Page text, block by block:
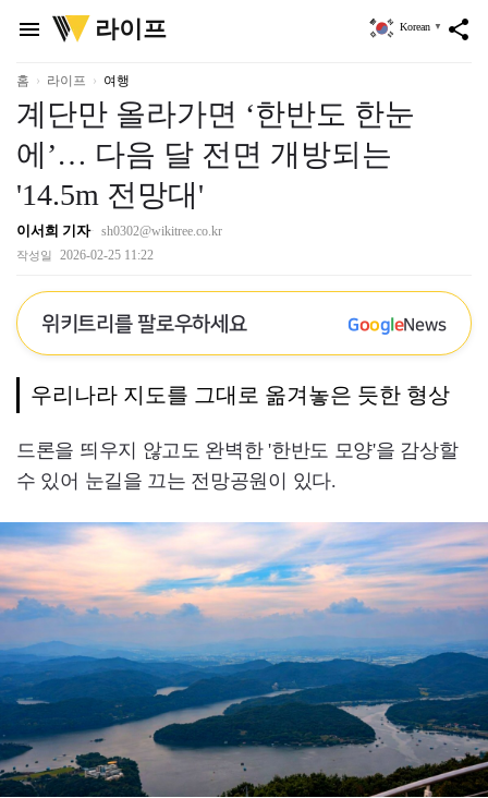
menu
위
키
리
라이프 share
Korean ▼
홈 라이프 여행
계단만 올라가면 ‘한반도 한눈
에’… 다음 달 전면 개방되는
'14.5m 전망대'
이서희 기자 sh0302@wikitree.co.kr
작성일 2026-02-25 11:22
위키트리를 팔로우하세요 GoogleNews
우리나라 지도를 그대로 옮겨놓은 듯한 형상
드론을 띄우지 않고도 완벽한 '한반도 모양'을 감상할
수 있어 눈길을 끄는 전망공원이 있다.